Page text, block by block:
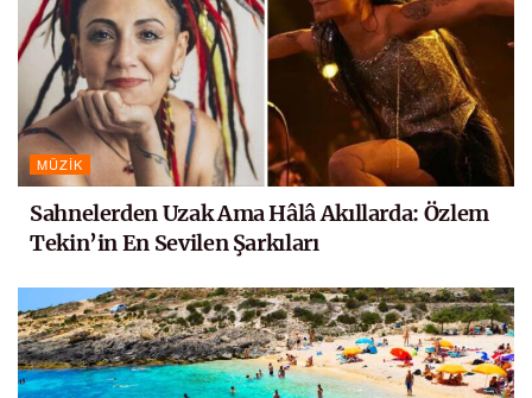
MÜZIK
Sahnelerden Uzak Ama Hâlâ Akıllarda: Özlem
Tekin’in En Sevilen Şarkıları